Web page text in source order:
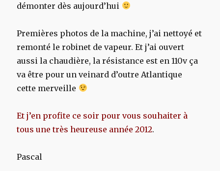
démonter dès aujourd’hui
Premières photos de la machine, j’ai nettoyé et
remonté le robinet de vapeur. Et j’ai ouvert
aussi la chaudière, la résistance est en 110v ça
va être pour un veinard d’outre Atlantique
cette merveille
Et j’en profite ce soir pour vous souhaiter à
tous une très heureuse année 2012.
Pascal